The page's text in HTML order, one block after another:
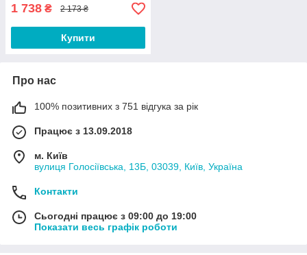
1 738 ₴ 2 173 ₴
Купити
Про нас
100% позитивних з 751 відгука за рік
Працює з 13.09.2018
м. Київ
вулиця Голосіївська, 13Б, 03039, Київ, Україна
Контакти
Сьогодні працює з 09:00 до 19:00
Показати весь графік роботи